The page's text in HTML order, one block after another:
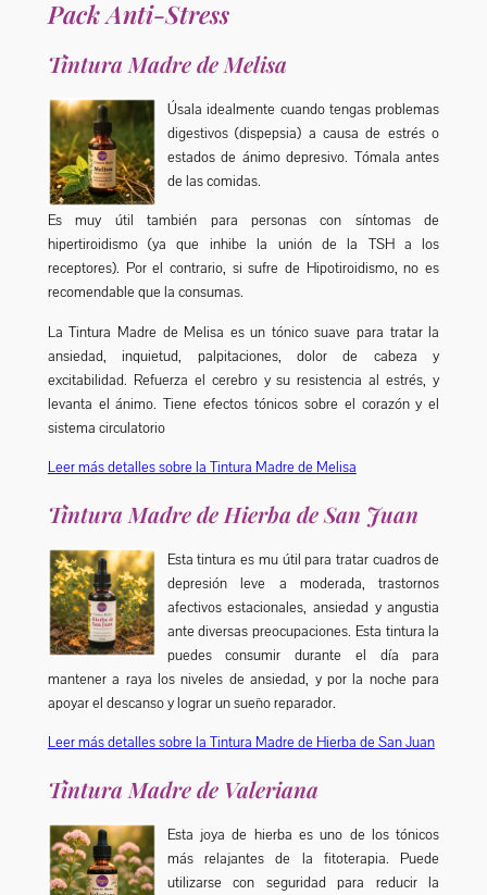
Pack Anti-Stress
Tintura Madre de Melisa
Úsala idealmente cuando tengas problemas
digestivos (dispepsia) a causa de estrés o
estados de ánimo depresivo. Tómala antes
de las comidas.
Es muy útil también para personas con síntomas de
hipertiroidismo (ya que inhibe la unión de la TSH a los
receptores). Por el contrario, si sufre de Hipotiroidismo, no es
recomendable que la consumas.
La Tintura Madre de Melisa es un tónico suave para tratar la
ansiedad, inquietud, palpitaciones, dolor de cabeza y
excitabilidad. Refuerza el cerebro y su resistencia al estrés, y
levanta el ánimo. Tiene efectos tónicos sobre el corazón y el
sistema circulatorio
Leer más detalles sobre la Tintura Madre de Melisa
Tintura Madre de Hierba de San Juan
Esta tintura es mu útil para tratar cuadros de
depresión leve a moderada, trastornos
afectivos estacionales, ansiedad y angustia
ante diversas preocupaciones. Esta tintura la
puedes consumir durante el día para
mantener a raya los niveles de ansiedad, y por la noche para
apoyar el descanso y lograr un sueño reparador.
Leer más detalles sobre la Tintura Madre de Hierba de San Juan
Tintura Madre de Valeriana
Esta joya de hierba es uno de los tónicos
más relajantes de la fitoterapia. Puede
utilizarse con seguridad para reducir la